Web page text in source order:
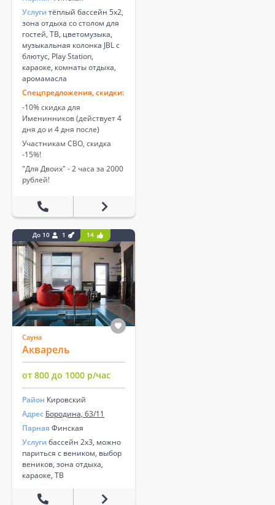
Услуги тёплый бассейн 5х2,
зона отдыха со столом для
гостей, ТВ, цветомузыка,
музыкальная колонка JBL с
блютус, Play Station,
караоке, комнаты отдыха,
аромамасла
Спецпредложения, скидки:
-10% скидка для
Именинников (действует 4
дня до и 4 дня после)
Участникам СВО, скидка
-15%!
"Для Двоих" - 2 часа за 2000
рублей!
До 10 1 14
Сауна
Акварель
от 800 до 1000 р/час
Район Кировский
Адрес Бородина, 63/11
Парная Финская
Услуги бассейн 2х3, можно
париться с веником, выбор
веников, зона отдыха,
караоке, ТВ